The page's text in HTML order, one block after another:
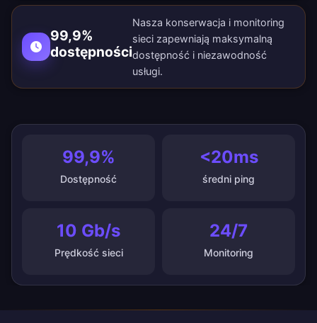
99,9%
dostępności
Nasza konserwacja i monitoring
sieci zapewniają maksymalną
dostępność i niezawodność
usługi.
99,9%
Dostępność
<20ms
średni ping
10 Gb/s
Prędkość sieci
24/7
Monitoring